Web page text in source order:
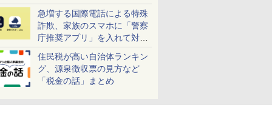
急増する国際電話による特殊
詐欺、家族のスマホに「警察
庁推奨アプリ」を入れて対策
しよう！
住民税が高い自治体ランキン
グ、源泉徴収票の見方など
「税金の話」まとめ